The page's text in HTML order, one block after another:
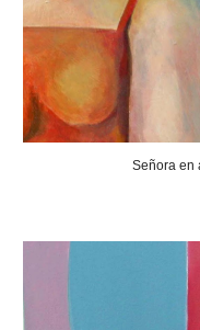
Señora en